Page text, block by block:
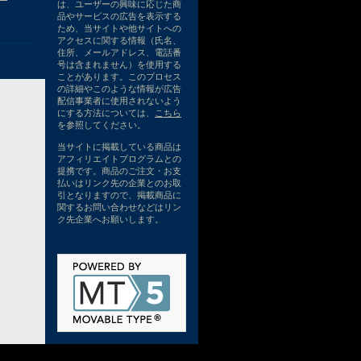
は、ユーザーの興味に応じた商
品やサービスの広告を表示する
ため、当サイトや他サイトへの
アクセスに関する情報（氏名、
住所、メールアドレス、電話番
号は含まれません）を使用する
ことがあります。このプロセス
の詳細やこのような情報が広告
配信事業者に使用されないよう
にする方法については、
こちら
を参照してください。
当サイトに掲載している商品は
アフィリエイトプログラムとの
提携です。商品のご注文・お支
払いはリンク先の企業とのお取
引となりますので、掲載商品に
関するお問い合わせなどはリン
ク先企業へお願いします。